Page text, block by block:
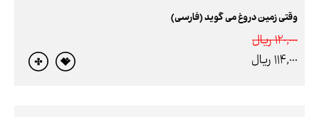
وقتی زمین دروغ می گوید (فارسی)
120,000 ريال
114,000 ريال